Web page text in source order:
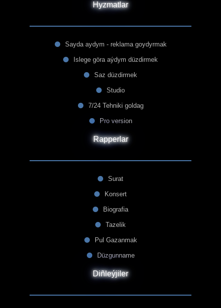
Hyzmatlar
Sayda aydym - reklama goydyrmak
Islege göra aýdym düzdirmek
Saz düzdirmek
Studio
7/24 Tehniki goldag
Pro version
Rapperlar
Surat
Konsert
Biografia
Tazelik
Pul Gazanmak
Düzgunname
Diñleýjiler